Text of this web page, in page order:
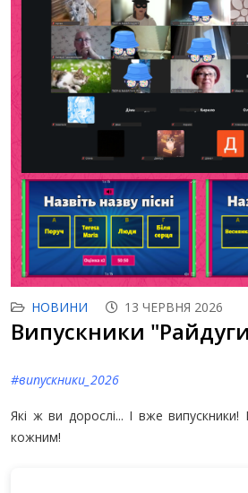
НОВИНИ 13 ЧЕРВНЯ 2026
Випускники
#випускники_2026
Які ж ви дорослі... І вже
кожним!